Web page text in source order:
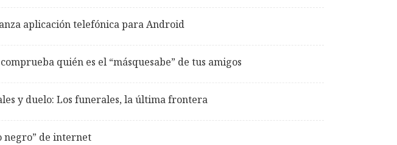
aplicación telefónica para Android
quién es el “másquesabe” de tus amigos
y duelo: Los funerales, la última frontera
negro” de internet